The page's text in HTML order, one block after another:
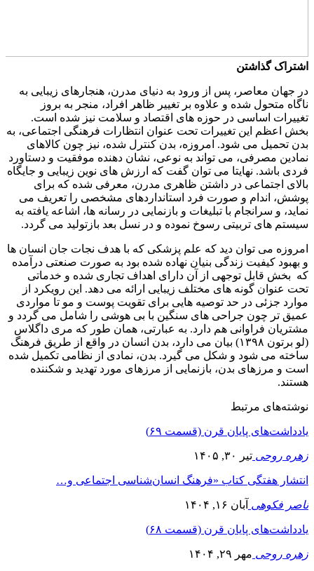
اشتراک گذاشتن
در جهان معاصر، پس از ورود به دنیای مدرن، هنجارهای زیبایی به
ناگاه متحول شده و علاوه بر تغییر ظاهر افراد، منجر به بروز
تغییرات اساسی در حوزه های اقتصاد و سلامت نیز شده است.
بخش اعظم این تغییرات تحت عنوان انتظارات فرهنگی اجتماعی، به
بدن تحمیل می شود. امروزه، بدن کنترل شده، نیز چون کالاهای
نمادین مصرفی، می تواند به نوعی، نشان دهنده موفقیت و دستاورد
فردی باشد. نهایتا می توان گفت که ارزش های نوین زیبایی و جایگاه
بالای اجتماعی در داشتن ظاهری مدرن، معرفی شده که برای
پوشش، اندام و صورت فرد استانداردهای مشخصی را تعریف می
نماید، و سرانجام با تبلیغات و بازنمایی در رسانه ها، اشاعه یافته به
سیستم های تربیتی رسوخ نموده و در نسل بعد بازتولید می گردد.
امروزه می توان دید که علم پزشکی که با هدف نجات جان انسان ها
و بهبود کیفیت زندگی بنیان نهاده شده بود به صورت صنعتی درآمده
که بخش قابل توجهی از آن دارای اهداف تجاری شده و خدماتی
تحت عنوان گونه های مختلف زیبایی ارائه می دهد. این رویکرد از
موارد جزئی در حد توصیه هایی برای تقویت پوست و مو تا مواردی
عمیق تر چون جراحی های سنگین با بی هوشی را شامل می گردد و
مشتریان فراوانی هم دارد. به عبارتی، همان طور که مری داگلاس
(لو برتون ۱۳۹۸) بیان می دارد، بدن انسان در واقع از طریق فرهنگ
ساخته می شود و شکل می گیرد. بدن، نمادی از نظامی تکمیل شده
است و مرزهای بدن، بازنمایی از مرزهای مورد تهدید و شکننده
هستند.
نوشته‌های مرتبط
یادداشت‌های پایان قرن (قسمت ۶۹)
زهره روحی تیر ۳۰, ۱۴۰۵
انتشار هفتگی کتاب «فرهنگ انسان‌شناسی اجتماعی و…
ناصر فکوهی آبان ۱۶, ۱۴۰۴
یادداشت‌های پایان قرن (قسمت ۶۸)
زهره روحی مهر ۲۹, ۱۴۰۴